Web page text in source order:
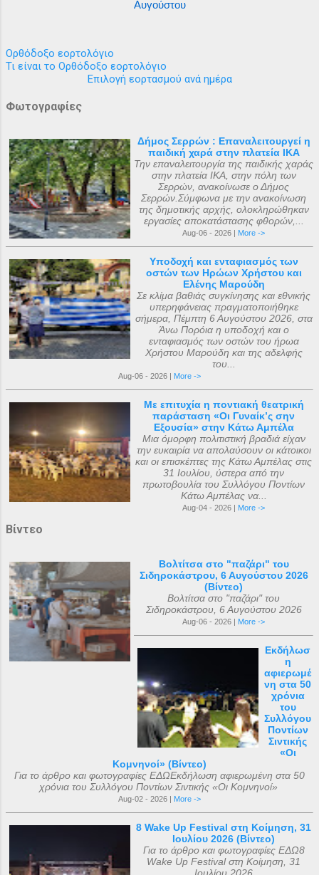
Αυγούστου
Ορθόδοξο εορτολόγιο
Τι είναι το Ορθόδοξο εορτολόγιο
Επιλογή εορτασμού ανά ημέρα
Φωτογραφίες
Δήμος Σερρών : Επαναλειτουργεί η
παιδική χαρά στην πλατεία ΙΚΑ
Την επαναλειτουργία της παιδικής χαράς
στην πλατεία ΙΚΑ, στην πόλη των
Σερρών, ανακοίνωσε ο Δήμος
Σερρών.Σύμφωνα με την ανακοίνωση
της δημοτικής αρχής, ολοκληρώθηκαν
εργασίες αποκατάστασης φθορών,...
Aug-06 - 2026 | More ->
Υποδοχή και ενταφιασμός των
οστών των Ηρώων Χρήστου και
Ελένης Μαρούδη
Σε κλίμα βαθιάς συγκίνησης και εθνικής
υπερηφάνειας πραγματοποιήθηκε
σήμερα, Πέμπτη 6 Αυγούστου 2026, στα
Άνω Πορόια η υποδοχή και ο
ενταφιασμός των οστών του ήρωα
Χρήστου Μαρούδη και της αδελφής
του...
Aug-06 - 2026 | More ->
Με επιτυχία η ποντιακή θεατρική
παράσταση «Οι Γυναίκ’ς σην
Εξουσία» στην Κάτω Αμπέλα
Μια όμορφη πολιτιστική βραδιά είχαν
την ευκαιρία να απολαύσουν οι κάτοικοι
και οι επισκέπτες της Κάτω Αμπέλας στις
31 Ιουλίου, ύστερα από την
πρωτοβουλία του Συλλόγου Ποντίων
Κάτω Αμπέλας να...
Aug-04 - 2026 | More ->
Βίντεο
Βολτίτσα στο "παζάρι" του
Σιδηροκάστρου, 6 Αυγούστου 2026
(Βίντεο)
Βολτίτσα στο "παζάρι" του
Σιδηροκάστρου, 6 Αυγούστου 2026
Aug-06 - 2026 | More ->
Εκδήλωσ
η
αφιερωμέ
νη στα 50
χρόνια
του
Συλλόγου
Ποντίων
Σιντικής
«Οι
Κομνηνοί» (Βίντεο)
Για το άρθρο και φωτογραφίες ΕΔΩΕκδήλωση αφιερωμένη στα 50
χρόνια του Συλλόγου Ποντίων Σιντικής «Οι Κομνηνοί»
Aug-02 - 2026 | More ->
8 Wake Up Festival στη Κοίμηση, 31
Ιουλίου 2026 (Βίντεο)
Για το άρθρο και φωτογραφίες ΕΔΩ8
Wake Up Festival στη Κοίμηση, 31